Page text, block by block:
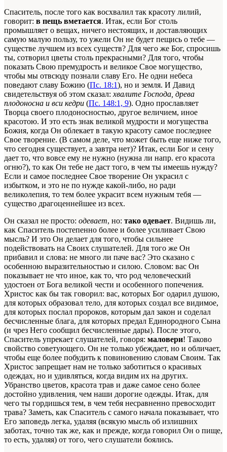
Спаситель, после того как восхвалил так красоту лилий,
говорит: в пещь вметается. Итак, если Бог столь
промышляет о вещах, ничего нестоящих, и доставляющих
самую малую пользу, то ужели Он не будет пещись о тебе —
существе лучшем из всех существ? Для чего же Бог, спросишь
ты, сотворил цветы столь прекрасными? Для того, чтобы
показать Свою премудрость и великое Свое могущество,
чтобы мы отвсюду познали славу Его. Не одни небеса
поведают славу Божию (Пс. 18:1), но и земля. И Давид
свидетельствуя об этом сказал: хвалите Господа, древа
плодоносна и вси кедри (Пс. 148:1, 9). Одно прославляет
Творца своего плодоносностью, другое величием, иное
красотою. И это есть знак великой мудрости и могущества
Божия, когда Он облекает в такую красоту самое последнее
Свое творение. (В самом деле, что может быть еще ниже того,
что сегодня существует, а завтра нет)? Итак, если Бог и сену
дает то, что вовсе ему не нужно (нужна ли напр. его красота
огню?), то как Он тебе не даст того, в чем ты имеешь нужду?
Если и самое последнее Свое творение Он украсил с
избытком, и это не по нужде какой-либо, но ради
великолепия, то тем более украсит всем нужным тебя —
существо драгоценнейшее из всех.
Он сказал не просто: одевает, но: тако одевает. Видишь ли,
как Спаситель постепенно более и более усиливает Свою
мысль? И это Он делает для того, чтобы сильнее
подействовать на Своих слушателей. Для того же Он
прибавил и слова: не много ли паче вас? Это сказано с
особенною выразительностью и силою. Словом: вас Он
показывает не что иное, как то, что род человеческий
удостоен от Бога великой чести и особенного попечения.
Христос как бы так говорил: вас, которых Бог одарил душою,
для которых образовал тело, для которых создал все видимое,
для которых послал пророков, которым дал закон и соделал
бесчисленные блага, для которых предал Единородного Сына
(и чрез Него сообщил бесчисленные дары). После этого,
Спаситель упрекает слушателей, говоря: маловери! Таково
свойство советующего. Он не только убеждает, но и обличает,
чтобы еще более побудить к повиновению словам Своим. Так
Христос запрещает нам не только заботиться о красивых
одеждах, но и удивляться, когда видим их на других.
Убранство цветов, красота трав и даже самое сено более
достойно удивления, чем наши дорогие одежды. Итак, для
чего ты гордишься тем, в чем тебя несравненно превосходит
трава? Заметь, как Спаситель с самого начала показывает, что
Его заповедь легка, удаляя (всякую мысль об излишних
заботах, точно так же, как и прежде, когда говорил Он о пище,
то есть, удаляя) от того, чего слушатели боялись.